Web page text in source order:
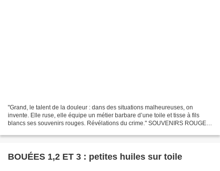
"Grand, le talent de la douleur : dans des situations malheureuses, on
invente. Elle ruse, elle équipe un métier barbare d’une toile et tisse à fils
blancs ses souvenirs rouges. Révélations du crime." SOUVENIRS ROUGES
BOUÉES 1,2 ET 3 : petites huiles sur toile